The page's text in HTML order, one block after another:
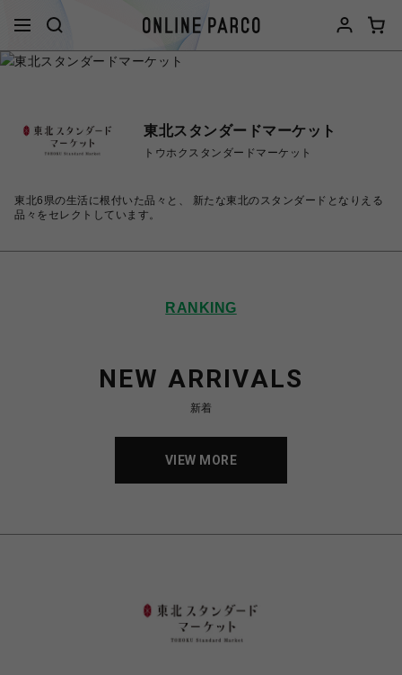
東北スタンダードマーケット
トウホクスタンダードマーケット
東北6県の生活に根付いた品々と、 新たな東北のスタンダードとなりえる
品々をセレクトしています。
RANKING
NEW ARRIVALS
新着
VIEW MORE